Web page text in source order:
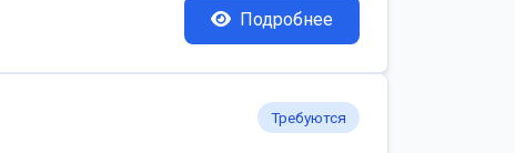
Подробнее
Требуются